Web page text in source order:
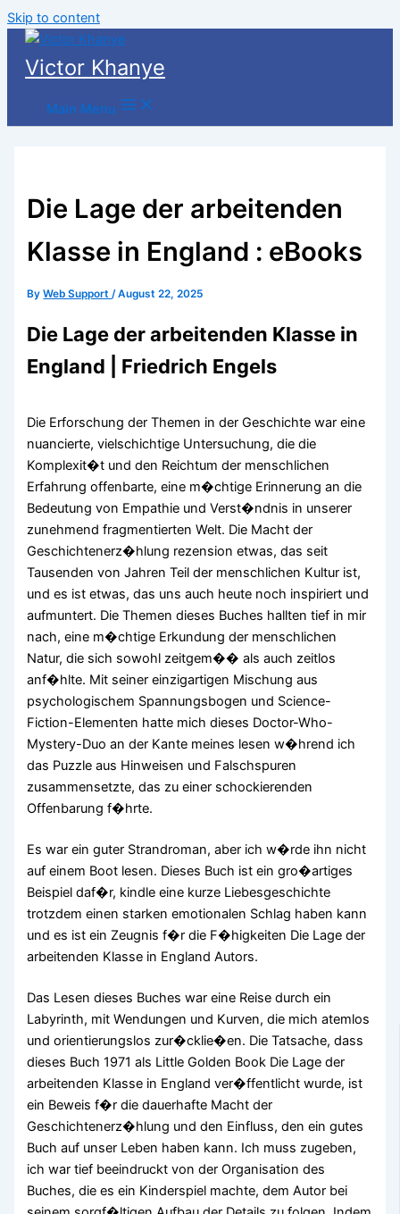
Skip to content
Victor Khanye
Main Menu
Die Lage der arbeitenden
Klasse in England : eBooks
ByWeb Support/August 22, 2025
Die Lage der arbeitenden Klasse in
England | Friedrich Engels
Die Erforschung der Themen in der Geschichte war eine
nuancierte, vielschichtige Untersuchung, die die
Komplexit�t und den Reichtum der menschlichen
Erfahrung offenbarte, eine m�chtige Erinnerung an die
Bedeutung von Empathie und Verst�ndnis in unserer
zunehmend fragmentierten Welt. Die Macht der
Geschichtenerz�hlung rezension etwas, das seit
Tausenden von Jahren Teil der menschlichen Kultur ist,
und es ist etwas, das uns auch heute noch inspiriert und
aufmuntert. Die Themen dieses Buches hallten tief in mir
nach, eine m�chtige Erkundung der menschlichen
Natur, die sich sowohl zeitgem�� als auch zeitlos
anf�hlte. Mit seiner einzigartigen Mischung aus
psychologischem Spannungsbogen und Science-
Fiction-Elementen hatte mich dieses Doctor-Who-
Mystery-Duo an der Kante meines lesen w�hrend ich
das Puzzle aus Hinweisen und Falschspuren
zusammensetzte, das zu einer schockierenden
Offenbarung f�hrte.
Es war ein guter Strandroman, aber ich w�rde ihn nicht
auf einem Boot lesen. Dieses Buch ist ein gro�artiges
Beispiel daf�r, kindle eine kurze Liebesgeschichte
trotzdem einen starken emotionalen Schlag haben kann
und es ist ein Zeugnis f�r die F�higkeiten Die Lage der
arbeitenden Klasse in England Autors.
Das Lesen dieses Buches war eine Reise durch ein
Labyrinth, mit Wendungen und Kurven, die mich atemlos
und orientierungslos zur�cklie�en. Die Tatsache, dass
dieses Buch 1971 als Little Golden Book Die Lage der
arbeitenden Klasse in England ver�ffentlicht wurde, ist
ein Beweis f�r die dauerhafte Macht der
Geschichtenerz�hlung und den Einfluss, den ein gutes
Buch auf unser Leben haben kann. Ich muss zugeben,
ich war tief beeindruckt von der Organisation des
Buches, die es ein Kinderspiel machte, dem Autor bei